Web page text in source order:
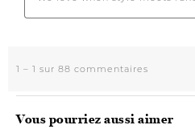
Vous pourriez aussi aimer